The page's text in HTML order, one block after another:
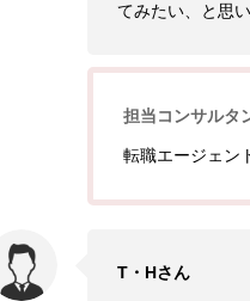
てみたい、と思
担当コンサルタ
転職エージェン
T・Hさん